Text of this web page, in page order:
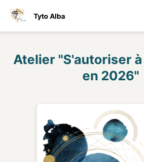
Tyto Alba
Atelier "S'autoriser
en 2026"